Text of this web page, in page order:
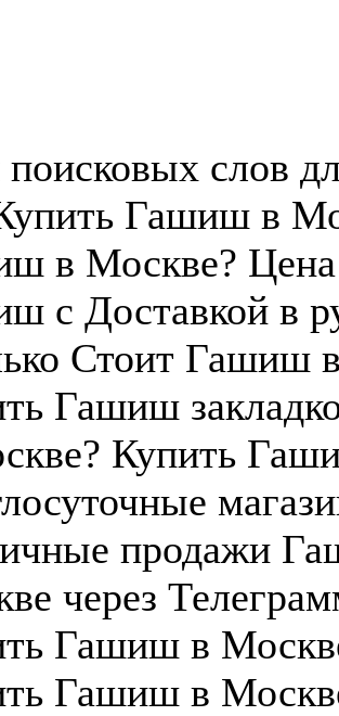
поисковых слов
Гашиш в
в Москве?
с Доставкой в
Стоит Гашиш
Гашиш
Купить
продажи
через
Гашиш в
Гашиш в